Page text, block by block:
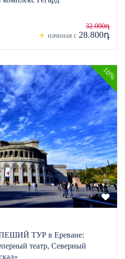
начиная с
32.000դ
28.800դ
10%
ТУР в Ереване:
театр, Северный